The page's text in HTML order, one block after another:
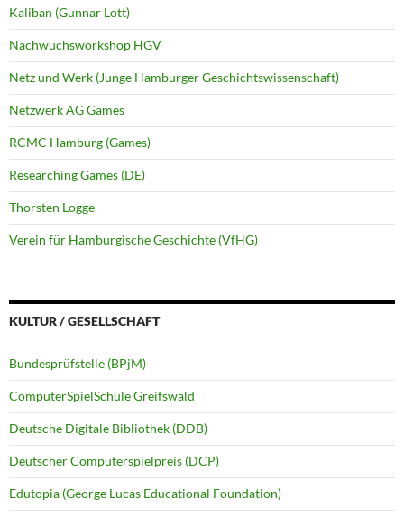
Kaliban (Gunnar Lott)
Nachwuchsworkshop HGV
Netz und Werk (Junge Hamburger Geschichtswissenschaft)
Netzwerk AG Games
RCMC Hamburg (Games)
Researching Games (DE)
Thorsten Logge
Verein für Hamburgische Geschichte (VfHG)
KULTUR / GESELLSCHAFT
Bundesprüfstelle (BPjM)
ComputerSpielSchule Greifswald
Deutsche Digitale Bibliothek (DDB)
Deutscher Computerspielpreis (DCP)
Edutopia (George Lucas Educational Foundation)